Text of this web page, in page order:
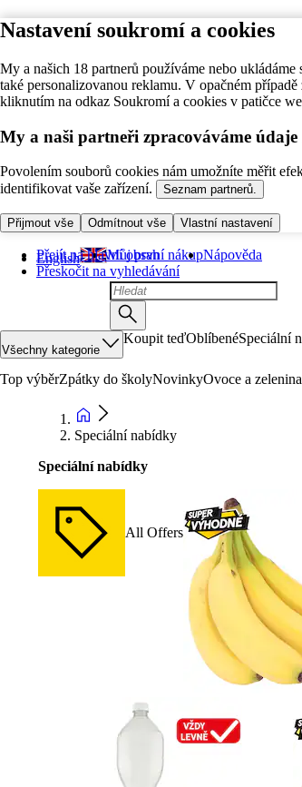
Nastavení soukromí a cookies
My a našich 18 partnerů používáme nebo
také personalizovanou reklamu. V opačném
kliknutím na odkaz Soukromí a cookies v patičce
My a naši partneři zpracováváme
Povolením souborů cookies nám umožníte měřit
identifikovat vaše zařízení.
Seznam partnerů.
Přijmout vše Odmítnout vše Vlastní nastavení
Přejít na hlavní obsah
Přeskočit na vyhledávání
English Můj první nákupNápověda
Všechny kategorie
Koupit teďOblíbenéSpeciální
Top výběrZpátky do školyNovinkyOvoce a zelenina
Speciální nabídky
Speciální nabídky
All Offers